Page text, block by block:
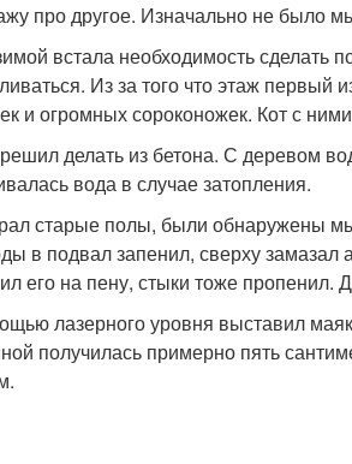
про другое. Изначально не было
встала необходимость сделать
Из за того что этаж первый
и огромных сороконожек. Кот с
делать из бетона. С деревом
вода в случае затопления.
старые полы, были обнаружены
в подвал запенил, сверху
его на пену, стыки тоже пропенил.
лазерного уровня выставил
получилась примерно пять